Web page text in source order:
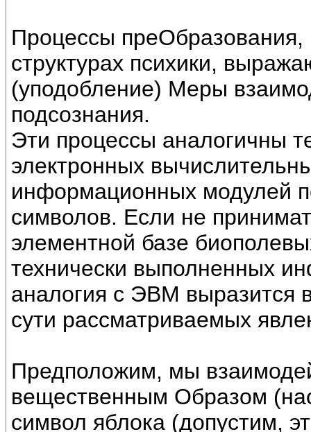
Процессы преОбразования,
структурах психики,
(уподобление) Меры
подсознания.
Эти процессы аналогичны
электронных
информационных модулей
символов. Если не
элементной базе
технически выполненных
аналогия с ЭВМ выразится
сути рассматриваемых
Предположим, мы
вещественным Образом
символ яблока (допустим,